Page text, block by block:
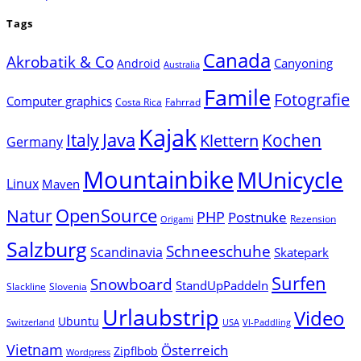
Tags
Akrobatik & Co Android Australia Canada Canyoning
Computer graphics Costa Rica Fahrrad Famile Fotografie
Germany Italy Java Kajak Klettern Kochen
Linux Maven MountainbikeMUnicycle
NaturOpenSource Origami PHP Postnuke Rezension
SalzburgScandinavia Schneeschuhe Skatepark
Slackline Slovenia Snowboard StandUpPaddeln Surfen
Switzerland Ubuntu Urlaubstrip USA VI-Paddling Video
Vietnam Wordpress Zipflbob Österreich